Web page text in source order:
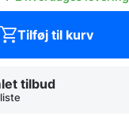
tilbud
Tilføj til kurv